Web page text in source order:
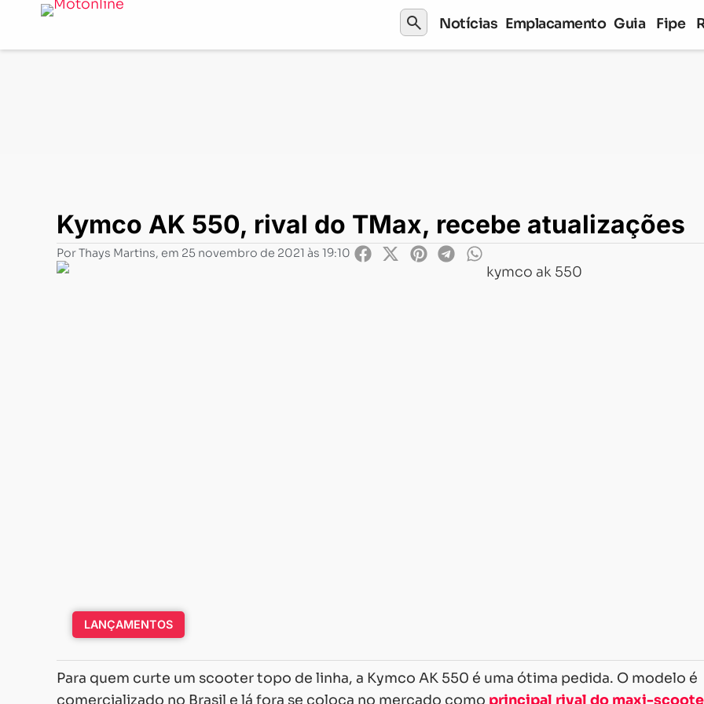
search Notícias Emplacamento Guia Fipe
Kymco AK 550, rival do TMax, recebe atualizações
Kymco AK 550, rival do TMax, recebe atualizações
PorThays Martins, em 25 novembro de 2021 às 19:10
LANÇAMENTOS
Para quem curte um scooter topo de linha, a Kymco AK 550 é uma ótima pedida. O modelo é
comercializado no Brasil e lá fora se coloca no mercado como principal rival do maxi-